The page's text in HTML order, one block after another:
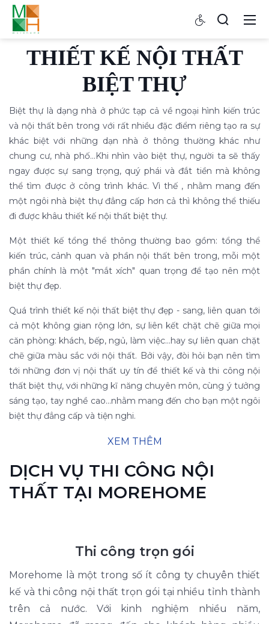
THIẾT KẾ NỘI THẤT
BIỆT THỰ
Biệt thự là dạng nhà ở phức tạp cả về ngoại hình kiến trúc
và nội thất bên trong với rất nhiều đặc điểm riêng tạo ra sự
khác biệt với những dạn nhà ở thông thường khác như
chung cư, nhà phố...Khi nhìn vào biệt thự, người ta sẽ thấy
ngay được sự sang trọng, quý phái và đắt tiền mà không
thể tìm được ở công trình khác. Vì thế , nhằm mang đến
một ngôi nhà biệt thự đẳng cấp hơn cả thì không thể thiếu
đi được khâu thiết kế nội thất biệt thự.
Một thiết kế tổng thể thông thường bao gồm: tổng thể
kiến trúc, cảnh quan và phần nội thất bên trong, mỗi một
phần chính là một "mắt xích" quan trọng để tạo nên một
biệt thự đẹp.
Quá trình thiết kế nội thất biệt thự đẹp - sang, liên quan tới
cả một không gian rộng lớn, sự liên kết chặt chẽ giữa mọi
căn phòng: khách, bếp, ngủ, làm việc...hay sự liên quan chặt
chẽ giữa màu sắc với nội thất. Bởi vậy, đòi hỏi bạn nên tìm
tới những đơn vị nội thất uy tín để thiết kế và thi công nội
thất biệt thự, với những kĩ năng chuyên môn, cùng ý tưởng
sáng tạo, tay nghề cao...nhằm mang đến cho bạn một ngôi
biệt thự đẳng cấp và tiện nghi.
XEM THÊM
DỊCH VỤ THI CÔNG NỘI
THẤT TẠI MOREHOME
Thi công trọn gói
Morehome là một trong số ít công ty chuyên thiết
kế và thi công nội thất trọn gói tại nhiều tỉnh thành
trên cả nước. Với kinh nghiệm nhiều năm,